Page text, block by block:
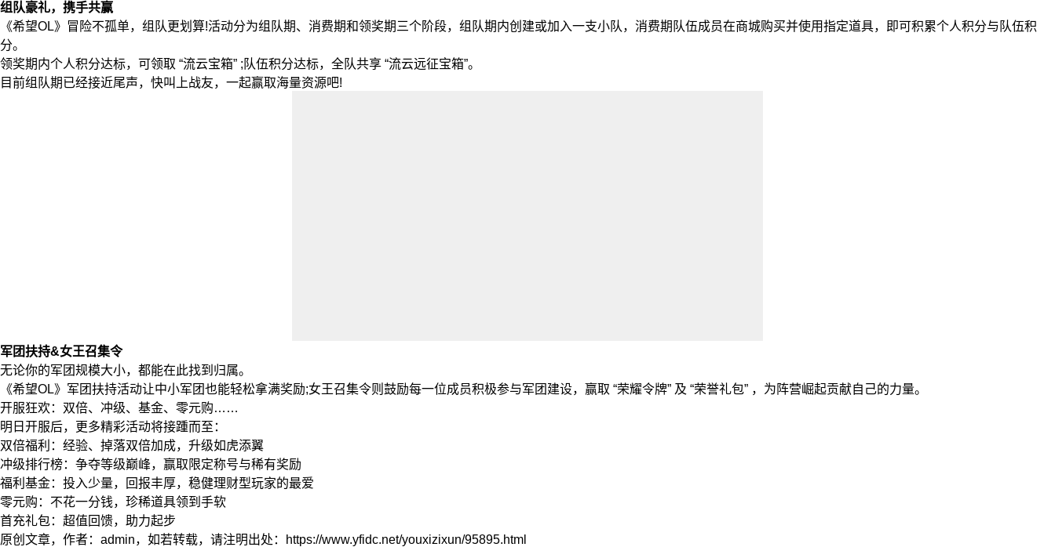
组队豪礼，携手共赢
《希望OL》冒险不孤单，组队更划算!活动分为组队期、消费期和领奖期三个阶段，组队期内创建或加入一支小队，消费期队伍成员在商城购买并使用指定道具，即可积累个人积分与队伍积
分。
领奖期内个人积分达标，可领取 “流云宝箱” ;队伍积分达标，全队共享 “流云远征宝箱”。
目前组队期已经接近尾声，快叫上战友，一起赢取海量资源吧!
军团扶持&女王召集令
无论你的军团规模大小，都能在此找到归属。
《希望OL》军团扶持活动让中小军团也能轻松拿满奖励;女王召集令则鼓励每一位成员积极参与军团建设，赢取 “荣耀令牌” 及 “荣誉礼包” ，为阵营崛起贡献自己的力量。
开服狂欢：双倍、冲级、基金、零元购……
明日开服后，更多精彩活动将接踵而至：
双倍福利：经验、掉落双倍加成，升级如虎添翼
冲级排行榜：争夺等级巅峰，赢取限定称号与稀有奖励
福利基金：投入少量，回报丰厚，稳健理财型玩家的最爱
零元购：不花一分钱，珍稀道具领到手软
首充礼包：超值回馈，助力起步
原创文章，作者：admin，如若转载，请注明出处：https://www.yfidc.net/youxizixun/95895.html